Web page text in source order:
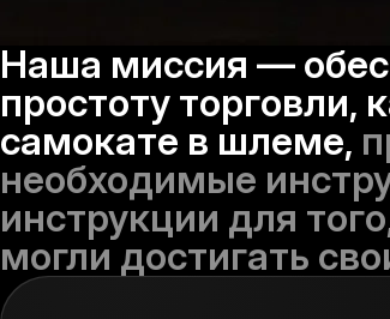
Наша миссия —
простоту торговли,
самокате в шлеме,
необходимые
инструкции для
могли достигать